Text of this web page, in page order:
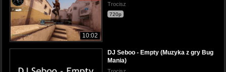
10:02
Trocisz
720p
DJ Seboo - Empty (Muzyka z gry Bug
Mania)